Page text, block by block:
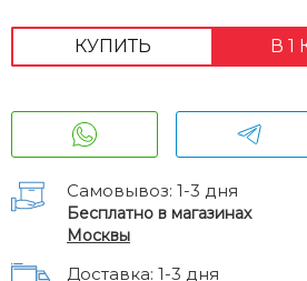
КУПИТЬ В 1
Самовывоз: 1-3 дня
Бесплатно в магазинах
Москвы
Доставка: 1-3 дня